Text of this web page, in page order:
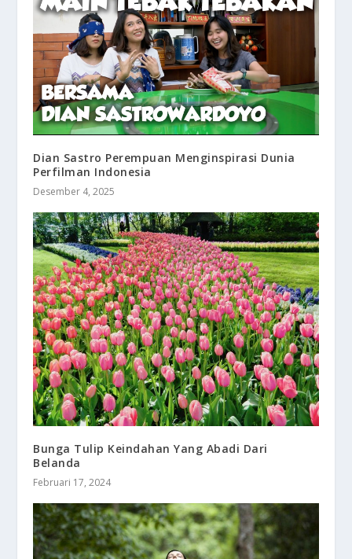
Dian Sastro Perempuan Menginspirasi Dunia
Perfilman Indonesia
Desember 4, 2025
Bunga Tulip Keindahan Yang Abadi Dari
Belanda
Februari 17, 2024